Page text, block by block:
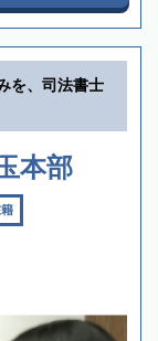
を、司法書士
本部